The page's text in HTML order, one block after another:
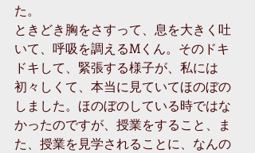
た。
ときどき胸をさすって、息を大きく吐
いて、呼吸を調えるMくん。そのドキ
ドキして、緊張する様子が、私には
初々しくて、本当に見ていてほのぼの
しました。ほのぼのしている時ではな
かったのですが、授業をすること、ま
た、授業を見学されることに、なんの